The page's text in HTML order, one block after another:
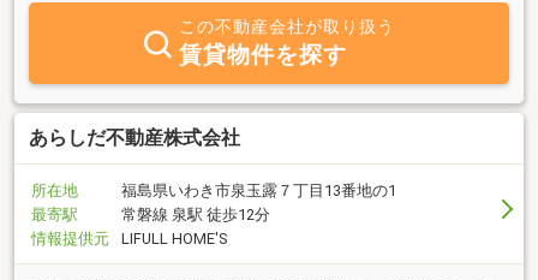
この不動産会社が取り扱う
賃貸物件を探す
あらしだ不動産株式会社
所在地
福島県いわき市泉玉露７丁目13番地の1
最寄駅
常磐線 泉駅 徒歩12分
情報提供元
LIFULL HOME'S